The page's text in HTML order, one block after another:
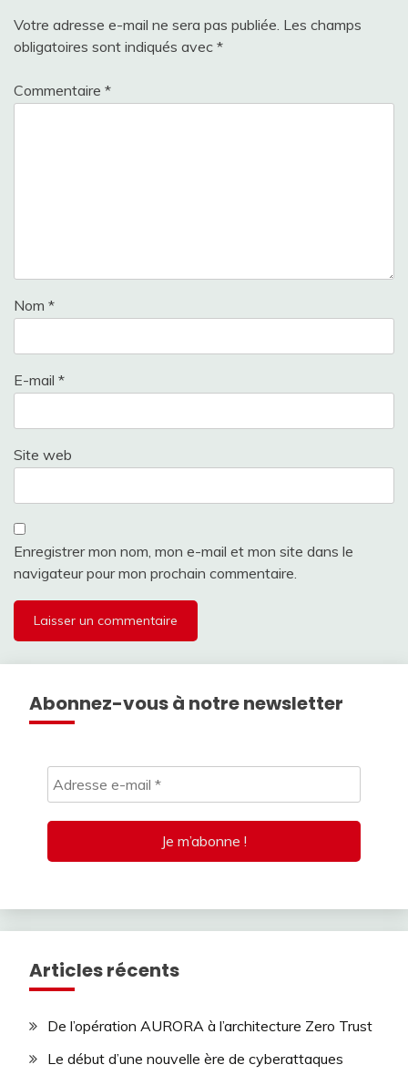
Votre adresse e-mail ne sera pas publiée. Les champs
obligatoires sont indiqués avec *
Commentaire *
Nom *
E-mail *
Site web
Enregistrer mon nom, mon e-mail et mon site dans le
navigateur pour mon prochain commentaire.
Abonnez-vous à notre newsletter
Articles récents
De l’opération AURORA à l’architecture Zero Trust
Le début d’une nouvelle ère de cyberattaques